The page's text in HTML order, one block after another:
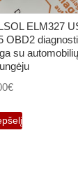
ELM327
OBD2
su automobilių
€